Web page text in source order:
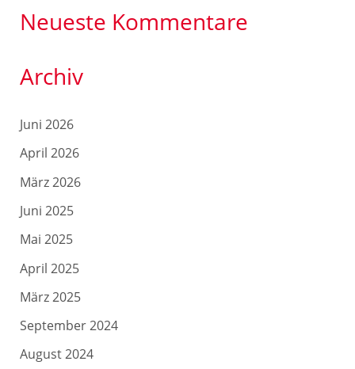
Neueste Kommentare
Archiv
Juni 2026
April 2026
März 2026
Juni 2025
Mai 2025
April 2025
März 2025
September 2024
August 2024